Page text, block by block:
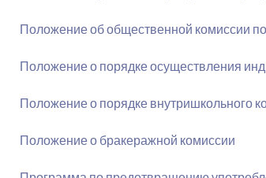
Положение об общественной комиссии
Положение о порядке осуществления
Положение о порядке внутришкольного
Положение о бракеражной комиссии